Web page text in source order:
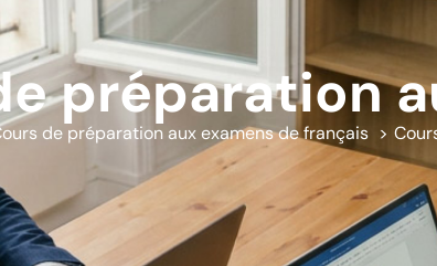
préparation
de préparation aux examens de français